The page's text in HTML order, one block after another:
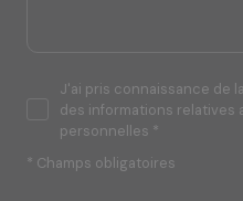
J'ai pris connaissance de
des informations relatives
personnelles *
* Champs obligatoires